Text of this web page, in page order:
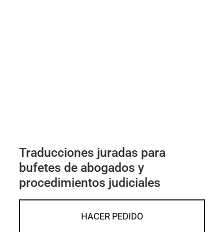
Traducciones juradas para
bufetes de abogados y
procedimientos judiciales
HACER PEDIDO